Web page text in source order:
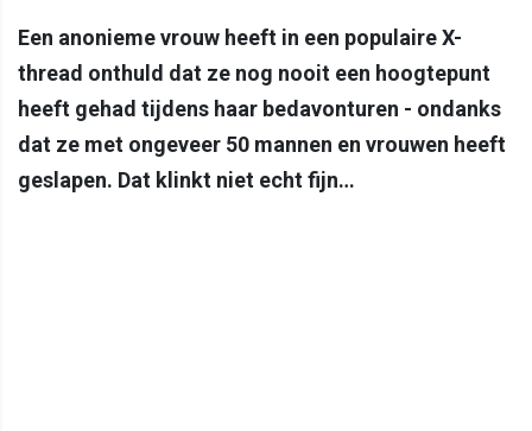
Een anonieme vrouw heeft in een populaire X-
thread onthuld dat ze nog nooit een hoogtepunt
heeft gehad tijdens haar bedavonturen - ondanks
dat ze met ongeveer 50 mannen en vrouwen heeft
geslapen. Dat klinkt niet echt fijn…